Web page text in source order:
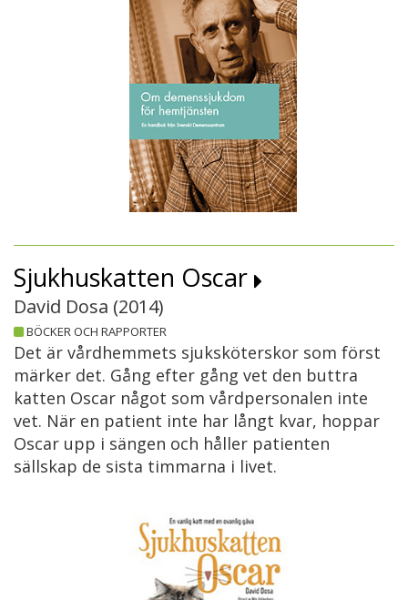
Sjukhuskatten Oscar
David Dosa (2014)
BÖCKER OCH RAPPORTER
Det är vårdhemmets sjuksköterskor som först
märker det. Gång efter gång vet den buttra
katten Oscar något som vårdpersonalen inte
vet. När en patient inte har långt kvar, hoppar
Oscar upp i sängen och håller patienten
sällskap de sista timmarna i livet.